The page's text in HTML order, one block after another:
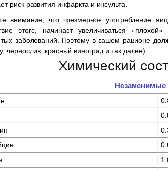
риск развития инфаркта и инсульта.
внимание, что чрезмерное употребление
этого, начинает увеличиваться
заболеваний. Поэтому в вашем рационе
чернослив, красный виноград и так далее).
Химический
Незаменимые